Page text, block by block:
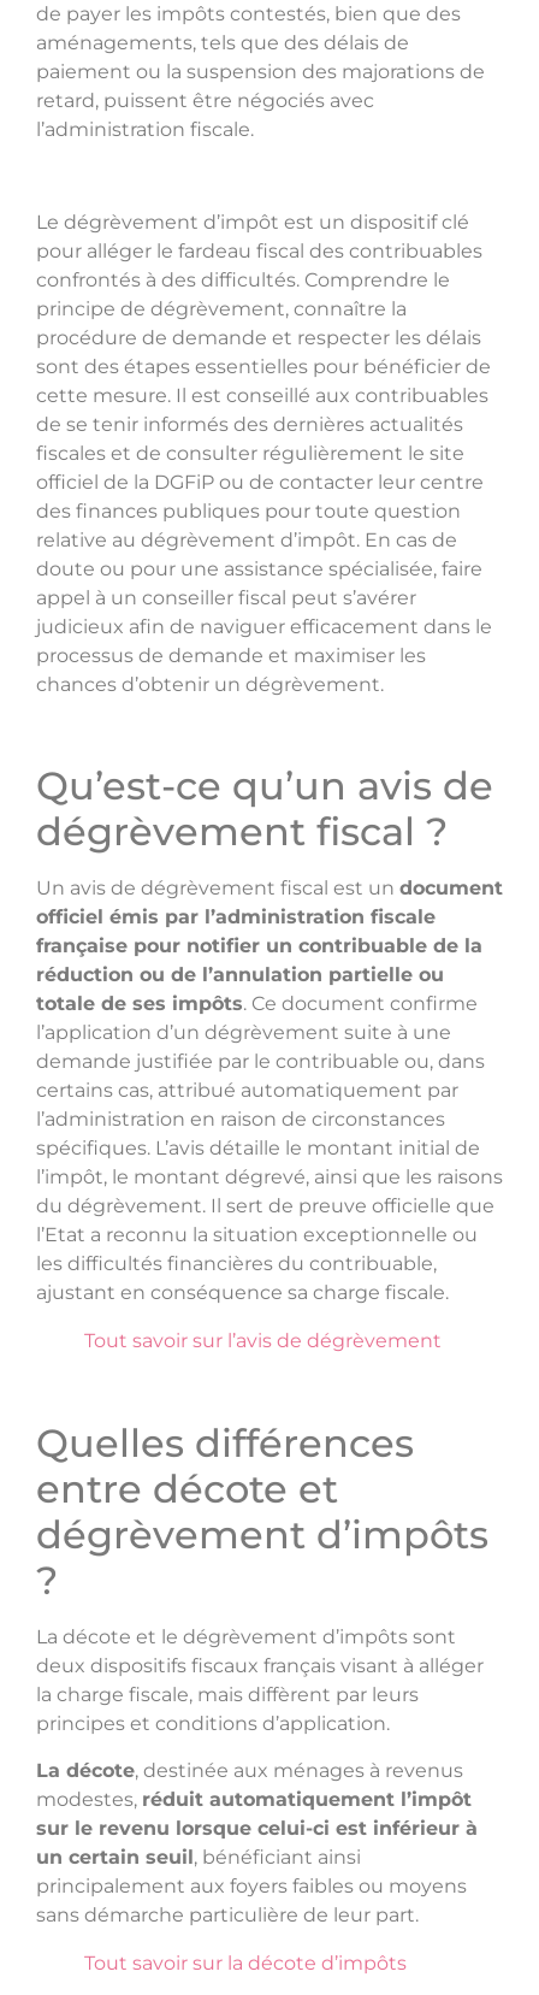
de payer les impôts contestés, bien que des
aménagements, tels que des délais de
paiement ou la suspension des majorations de
retard, puissent être négociés avec
l’administration fiscale.
Le dégrèvement d’impôt est un dispositif clé
pour alléger le fardeau fiscal des contribuables
confrontés à des difficultés. Comprendre le
principe de dégrèvement, connaître la
procédure de demande et respecter les délais
sont des étapes essentielles pour bénéficier de
cette mesure. Il est conseillé aux contribuables
de se tenir informés des dernières actualités
fiscales et de consulter régulièrement le site
officiel de la DGFiP ou de contacter leur centre
des finances publiques pour toute question
relative au dégrèvement d’impôt. En cas de
doute ou pour une assistance spécialisée, faire
appel à un conseiller fiscal peut s’avérer
judicieux afin de naviguer efficacement dans le
processus de demande et maximiser les
chances d’obtenir un dégrèvement.
Qu’est-ce qu’un avis de
dégrèvement fiscal ?
Un avis de dégrèvement fiscal est un document
officiel émis par l’administration fiscale
française pour notifier un contribuable de la
réduction ou de l’annulation partielle ou
totale de ses impôts. Ce document confirme
l’application d’un dégrèvement suite à une
demande justifiée par le contribuable ou, dans
certains cas, attribué automatiquement par
l’administration en raison de circonstances
spécifiques. L’avis détaille le montant initial de
l’impôt, le montant dégrevé, ainsi que les raisons
du dégrèvement. Il sert de preuve officielle que
l’Etat a reconnu la situation exceptionnelle ou
les difficultés financières du contribuable,
ajustant en conséquence sa charge fiscale.
Tout savoir sur l’avis de dégrèvement
Quelles différences
entre décote et
dégrèvement d’impôts
?
La décote et le dégrèvement d’impôts sont
deux dispositifs fiscaux français visant à alléger
la charge fiscale, mais diffèrent par leurs
principes et conditions d’application.
La décote, destinée aux ménages à revenus
modestes, réduit automatiquement l’impôt
sur le revenu lorsque celui-ci est inférieur à
un certain seuil, bénéficiant ainsi
principalement aux foyers faibles ou moyens
sans démarche particulière de leur part.
Tout savoir sur la décote d’impôts